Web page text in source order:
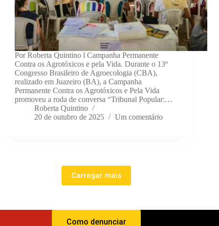
Por Roberta Quintino l Campanha Permanente
Contra os Agrotóxicos e pela Vida. Durante o 13º
Congresso Brasileiro de Agroecologia (CBA),
realizado em Juazeiro (BA), a Campanha
Permanente Contra os Agrotóxicos e Pela Vida
promoveu a roda de conversa “Tribunal Popular:…
Roberta Quintino
20 de outubro de 2025
Um comentário
Carregar mais
Como denunciar